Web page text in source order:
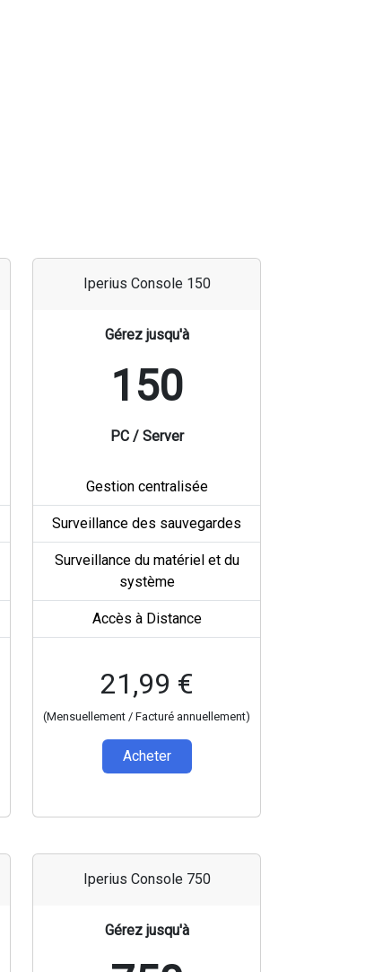
Iperius Console 150
Gérez jusqu'à
150
PC / Server
Gestion centralisée
Surveillance des sauvegardes
Surveillance du matériel et du
système
Accès à Distance
21,99 €
(Mensuellement / Facturé annuellement)
Acheter
Iperius Console 750
Gérez jusqu'à